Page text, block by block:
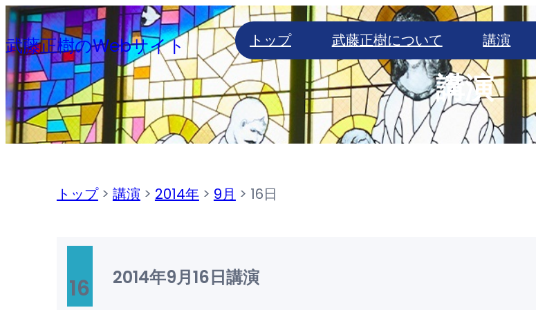
内
容
を
ス
キ
ッ
武藤正樹のWebサイト トップ 武藤正樹について 講演
講演
トップ> 講演 > 2014年> 9月 > 16日
16 2014年9月16日講演